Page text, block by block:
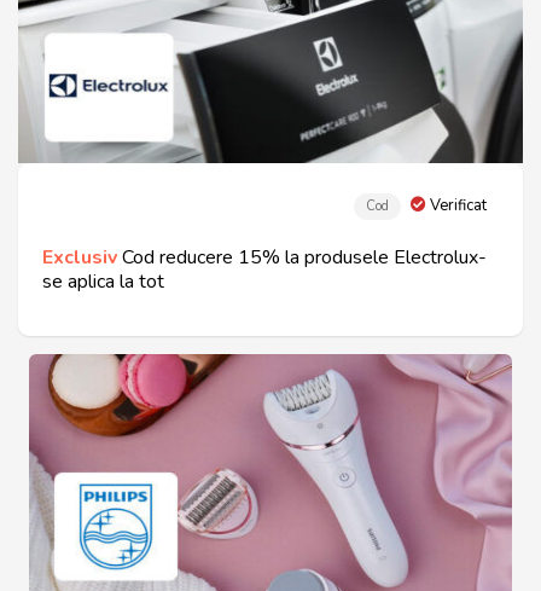
Cod Verificat
ExclusivCod reducere 15% la produsele Electrolux-
se aplica la tot